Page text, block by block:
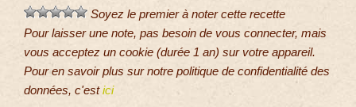
Soyez le premier à noter cette recette
Pour laisser une note, pas besoin de vous connecter, mais
vous acceptez un cookie (durée 1 an) sur votre appareil.
Pour en savoir plus sur notre politique de confidentialité des
données, c'estici